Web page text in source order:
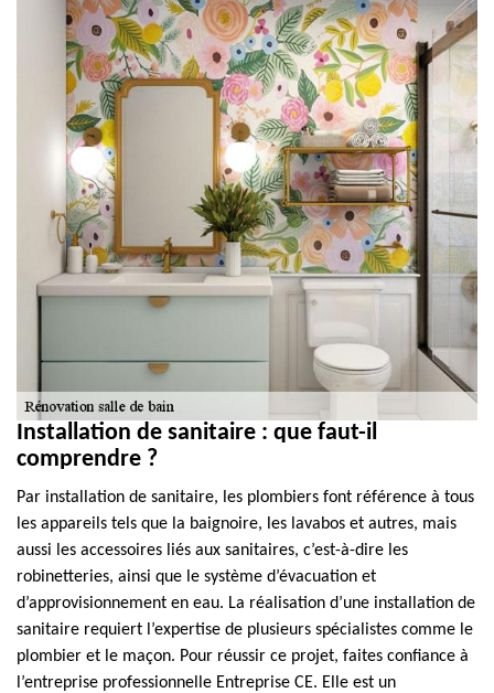
Installation de sanitaire : que faut-il
comprendre ?
Par installation de sanitaire, les plombiers font référence à tous
les appareils tels que la baignoire, les lavabos et autres, mais
aussi les accessoires liés aux sanitaires, c’est-à-dire les
robinetteries, ainsi que le système d’évacuation et
d’approvisionnement en eau. La réalisation d’une installation de
sanitaire requiert l’expertise de plusieurs spécialistes comme le
plombier et le maçon. Pour réussir ce projet, faites confiance à
l’entreprise professionnelle Entreprise CE. Elle est un